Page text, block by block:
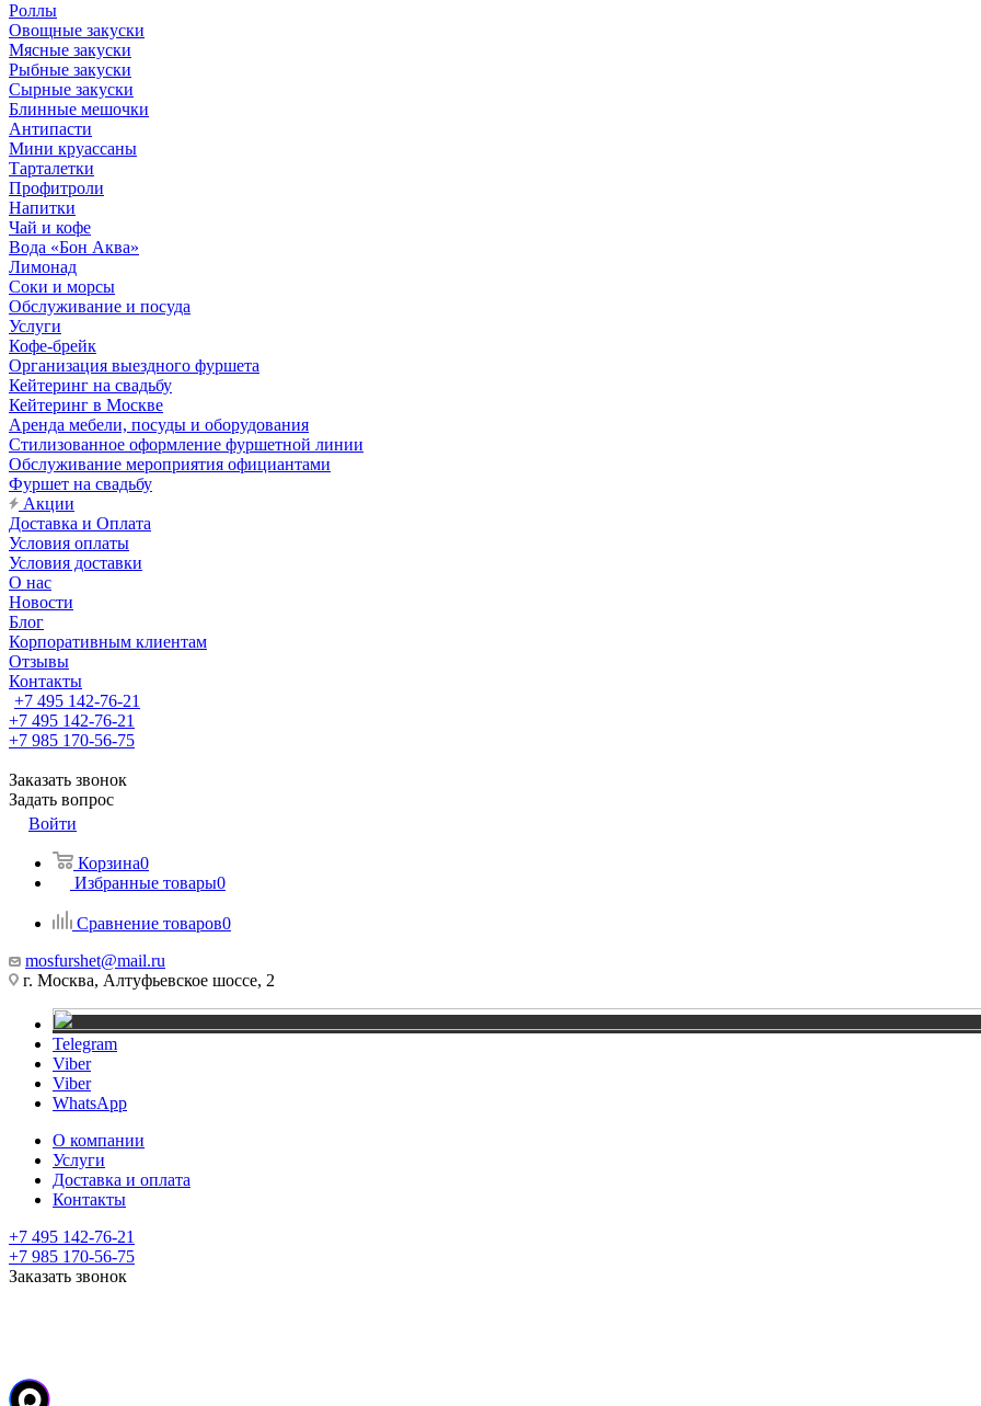
Роллы
Овощные закуски
Мясные закуски
Рыбные закуски
Сырные закуски
Блинные мешочки
Антипасти
Мини круассаны
Тарталетки
Профитроли
Напитки
Чай и кофе
Вода «Бон Аква»
Лимонад
Соки и морсы
Обслуживание и посуда
Услуги
Кофе-брейк
Организация выездного фуршета
Кейтеринг на свадьбу
Кейтеринг в Москве
Аренда мебели, посуды и оборудования
Стилизованное оформление фуршетной линии
Обслуживание мероприятия официантами
Фуршет на свадьбу
Акции
Доставка и Оплата
Условия оплаты
Условия доставки
О нас
Новости
Блог
Корпоративным клиентам
Отзывы
Контакты
+7 495 142-76-21
+7 495 142-76-21
+7 985 170-56-75
Заказать звонок
Задать вопрос
Войти
Корзина0
Избранные товары0
Сравнение товаров0
mosfurshet@mail.ru
г. Москва, Алтуфьевское шоссе, 2
Telegram
Viber
Viber
WhatsApp
О компании
Услуги
Доставка и оплата
Контакты
+7 495 142-76-21
+7 985 170-56-75
Заказать звонок